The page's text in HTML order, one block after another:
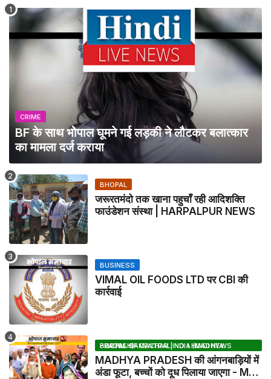
CRIME
BF के साथ भोपाल घूमने गई लड़की ने लौटकर बलात्कार
का मामला दर्ज कराया
BHOPAL
जरूरतमंदो तक खाना पहुचाँ रही आदिशक्ति
फाउंडेशन संस्था | HARPALPUR NEWS
BUSINESS
VIMAL OIL FOODS LTD पर CBI की
कार्रवाई
BHOPAL SAMACHAR | NO 1 HINDI NEWS PORTAL OF CENTRAL INDIA (MADHYA PRADESH)
MADHYA PRADESH की आंगनबाड़ियों में
अंडा फूटा, बच्चों को दूध पिलाया जाएगा - MP